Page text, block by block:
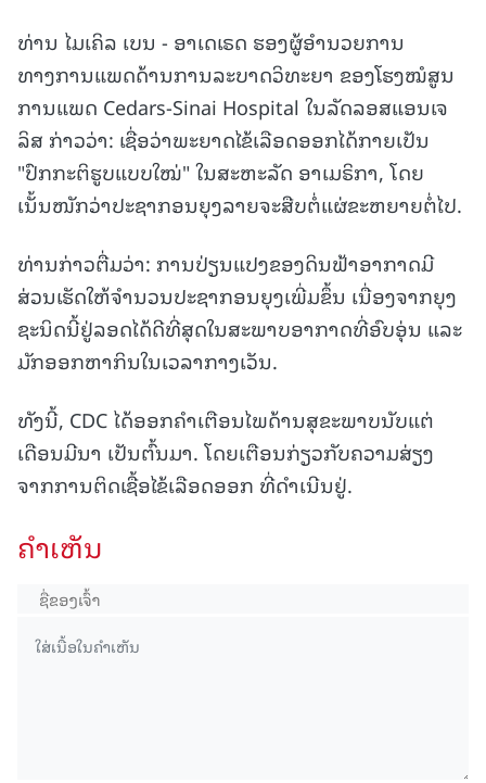
ທ່ານ ໄມເຄິລ ເບນ - ອາເດເຣດ ຮອງຜູ້ອໍານວຍການ
ທາງການແພດດ້ານການລະບາດວິທະຍາ ຂອງໂຮງໝໍສູນ
ການແພດ Cedars-Sinai Hospital ໃນລັດລອສແອນເຈ
ລິສ ກ່າວວ່າ: ເຊື່ອວ່າພະຍາດໄຂ້ເລືອດອອກໄດ້ກາຍເປັນ
"ປົກກະຕິຮູບແບບໃໝ່" ໃນສະຫະລັດ ອາເມຣິກາ, ໂດຍ
ເນັ້ນໜັກວ່າປະຊາກອນຍຸງລາຍຈະສືບຕໍ່ແຜ່ຂະຫຍາຍຕໍ່ໄປ.
ທ່ານກ່າວຕື່ມວ່າ: ການປ່ຽນແປງຂອງດິນຟ້າອາກາດມີ
ສ່ວນເຮັດໃຫ້ຈຳນວນປະຊາກອນຍຸງເພີ່ມຂຶ້ນ ເນື່ອງຈາກຍຸງ
ຊະນິດນີ້ຢູ່ລອດໄດ້ດີທີ່ສຸດໃນສະພາບອາກາດທີ່ອົບອຸ່ນ ແລະ
ມັກອອກຫາກິນໃນເວລາກາງເວັນ.
ທັງນີ້, CDC ໄດ້ອອກຄຳເຕືອນໄພດ້ານສຸຂະພາບນັບແຕ່
ເດືອນມີນາ ເປັນຕົ້ນມາ. ໂດຍເຕືອນກ່ຽວກັບຄວາມສ່ຽງ
ຈາກການຕິດເຊື້ອໄຂ້ເລືອດອອກ ທີ່ດຳເນີນຢູ່.
ຄໍາເຫັນ